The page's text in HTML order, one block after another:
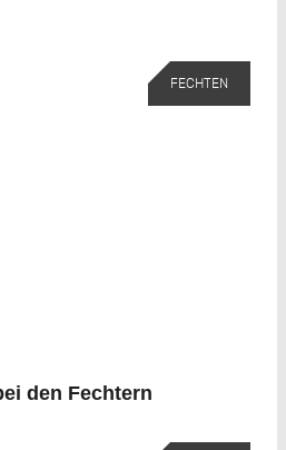
FECHTEN
den Fechtern